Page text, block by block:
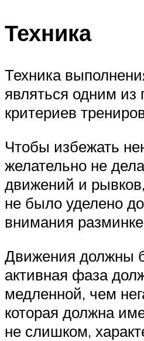
Техника
Техника
являться одним из
критериев
Чтобы избежать
желательно не
движений и
не было уделено
внимания
Движения должны
активная фаза
медленной, чем
которая должна
не слишком,